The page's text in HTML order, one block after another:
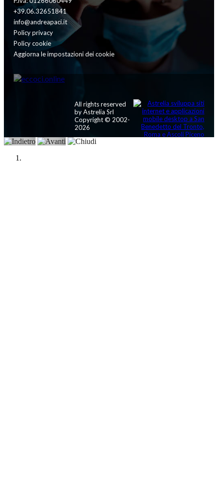
+39.06.32651841
info@andreapaci.it
Policy privacy
Policy cookie
Aggiorna le impostazioni dei cookie
All rights reserved
by Astrelia Srl
Copyright © 2002-
2026